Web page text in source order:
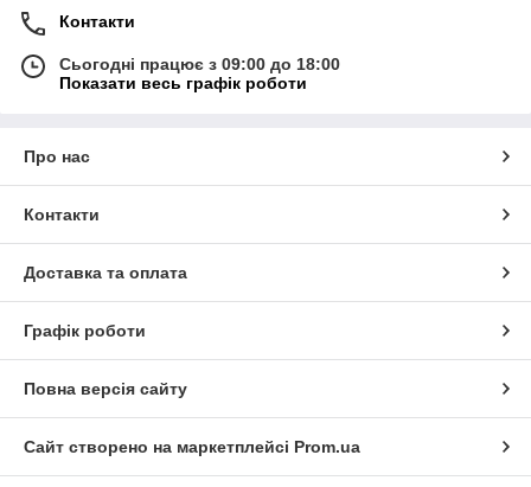
Контакти
Сьогодні працює з 09:00 до 18:00
Показати весь графік роботи
Про нас
Контакти
Доставка та оплата
Графік роботи
Повна версія сайту
Сайт створено на маркетплейсі Prom.ua